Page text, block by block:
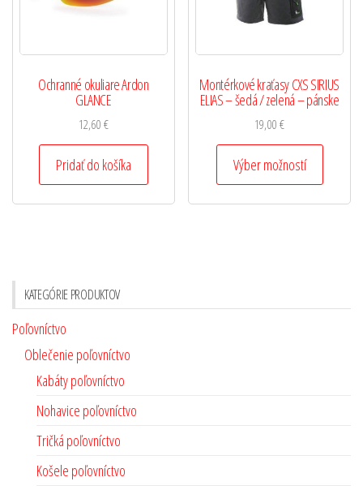
Ochranné okuliare Ardon
GLANCE
12,60€
Pridať do košíka
Montérkové kraťasy CXS SIRIUS
ELIAS – šedá / zelená – pánske
19,00€
Výber možností
KATEGÓRIE PRODUKTOV
Poľovníctvo
Oblečenie poľovníctvo
Kabáty poľovníctvo
Nohavice poľovníctvo
Tričká poľovníctvo
Košele poľovníctvo